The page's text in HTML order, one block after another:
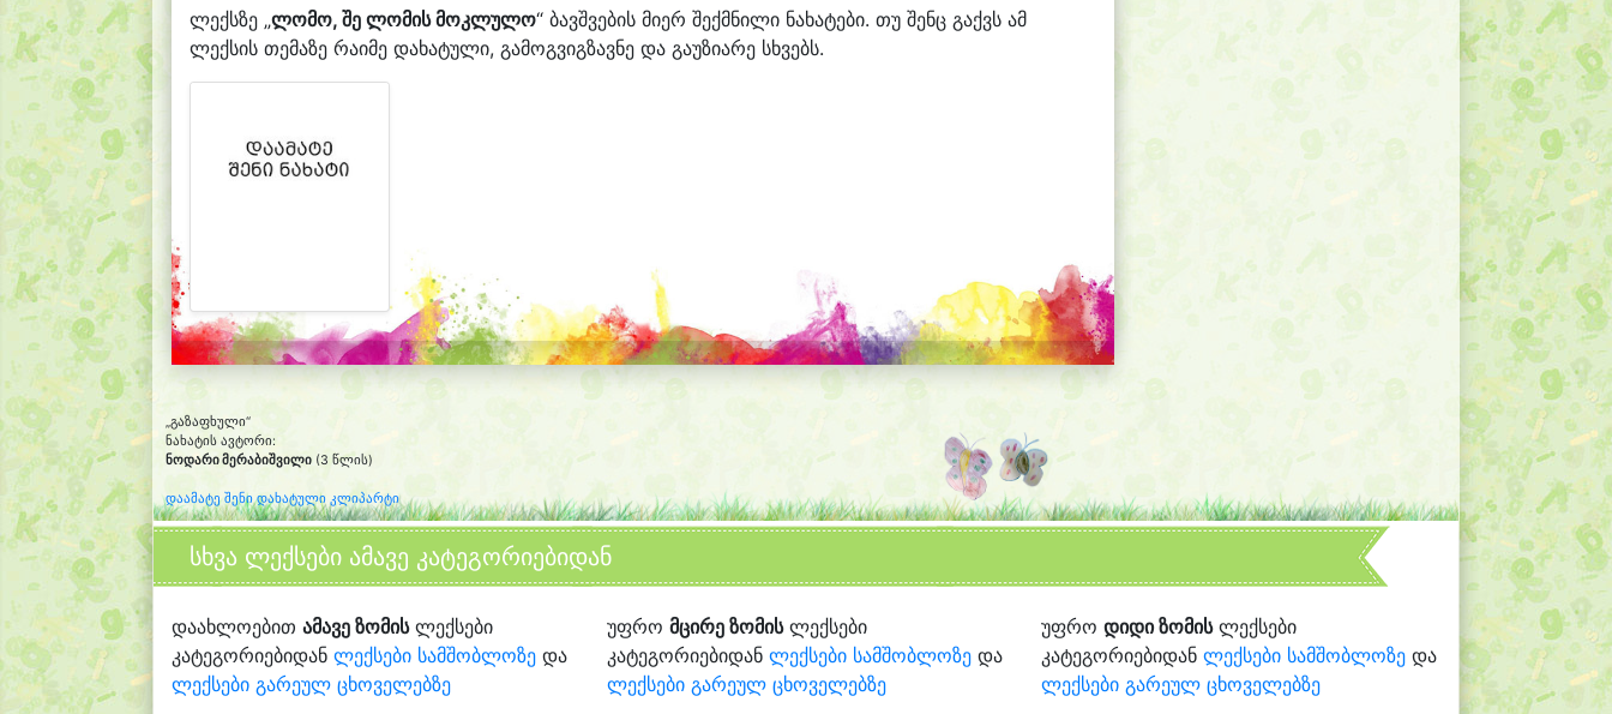
ლექსზე „ლომო, შე ლომის მოკლულო“ ბავშვების მიერ შექმნილი ნახატები. თუ შენც გაქვს ამ
ლექსის თემაზე რაიმე დახატული, გამოგვიგზავნე და გაუზიარე სხვებს.
„გაზაფხული“
ნახატის ავტორი:
ნოდარი მერაბიშვილი (3 წლის)
დაამატე შენი დახატული კლიპარტი
სხვა ლექსები ამავე კატეგორიებიდან
დაახლოებით ამავე ზომისლექსები
კატეგორიებიდან ლექსები სამშობლოზე და
ლექსები გარეულ ცხოველებზე
უფრო მცირე ზომისლექსები
კატეგორიებიდან ლექსები სამშობლოზედა
ლექსები გარეულ ცხოველებზე
უფროდიდი ზომისლექსები
კატეგორიებიდანლექსები სამშობლოზე და
ლექსები გარეულ ცხოველებზე